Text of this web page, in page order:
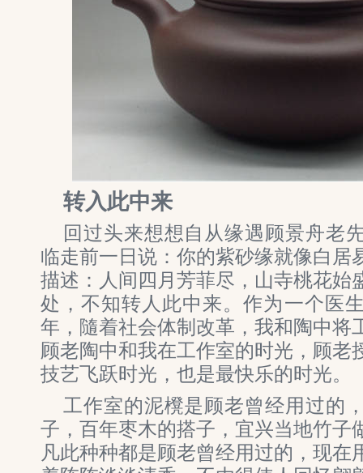
转入此中来
回过头来想想自从缘遇顾景舟老
临走前一日说：你的紫砂缘就像白居
描述：人间四月芳菲尽，山寺桃花始
处，不知转人此中来。作为一个医
年，隨着社会体制改革，我和陶中将
顾老陶中和我在工作室的时光，顾老
技艺飞跃时光，也是最快乐的时光。
工作室的泥櫈是顾老曾经用过的
子，百年枣木的搭子，宜兴当地竹子
凡此种种都是顾老曾经用过的，现在